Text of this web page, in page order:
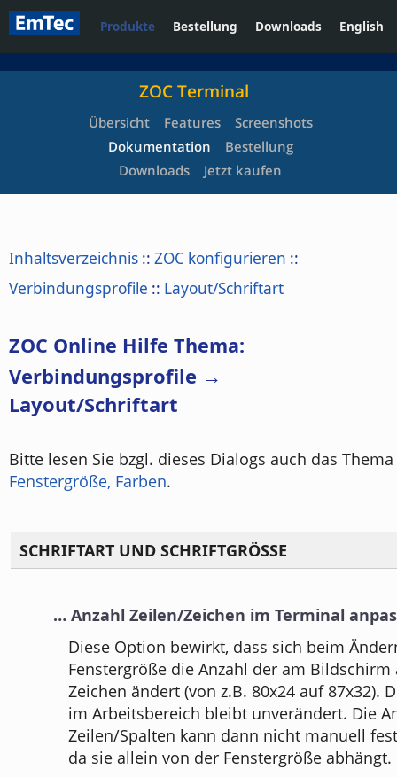
Produkte Bestellung Downloads English
ZOC Terminal
Übersicht Features
Screenshots
Dokumentation
Bestellung
Downloads
Jetzt kaufen
Inhaltsverzeichnis :: ZOC konfigurieren ::
Verbindungsprofile :: Layout/Schriftart
ZOC Online Hilfe Thema:
Verbindungsprofile →
Layout/Schriftart
Bitte lesen Sie bzgl. dieses Dialogs auch das Thema
Fenstergröße, Farben.
SCHRIFTART UND SCHRIFTGRÖSSE
… Anzahl Zeilen/Zeichen im Terminal
Diese Option bewirkt, dass sich beim
Fenstergröße die Anzahl der am Bildschirm
Zeichen ändert (von z.B. 80x24 auf 87x32).
im Arbeitsbereich bleibt unverändert. Die
Zeilen/Spalten kann dann nicht manuell
da sie allein von der Fenstergröße abhängt.